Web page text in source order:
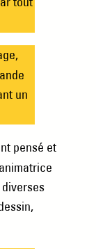
un
pensé et